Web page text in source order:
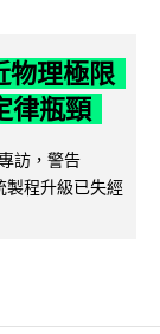
物理極限
律瓶頸
訪，警告
製程升級已失經